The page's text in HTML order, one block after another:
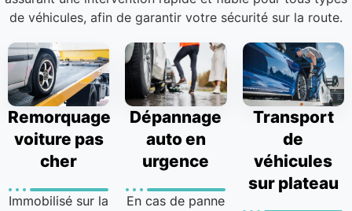
de véhicules, afin de garantir votre sécurité sur la route.
Remorquage
voiture pas
cher
Immobilisé sur la
Dépannage
auto en
urgence
En cas de panne
Transport
de
véhicules
sur plateau